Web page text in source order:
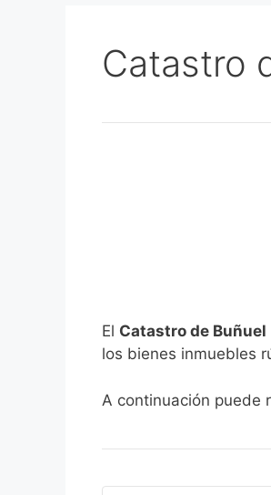
Catastro
El Catastro de Buñuel
los bienes inmuebles
A continuación puede